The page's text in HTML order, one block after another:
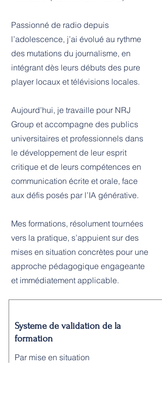
Passionné de radio depuis
l’adolescence, j’ai évolué au rythme
des mutations du journalisme, en
intégrant dès leurs débuts des pure
player locaux et télévisions locales.
Aujourd’hui, je travaille pour NRJ
Group et accompagne des publics
universitaires et professionnels dans
le développement de leur esprit
critique et de leurs compétences en
communication écrite et orale, face
aux défis posés par l’IA générative.
Mes formations, résolument tournées
vers la pratique, s’appuient sur des
mises en situation concrètes pour une
approche pédagogique engageante
et immédiatement applicable.
Systeme de validation de la
formation
Par mise en situation